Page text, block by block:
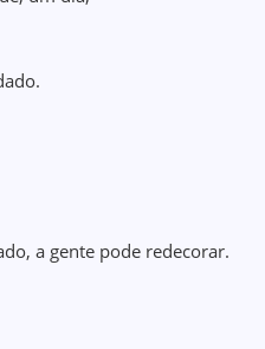
a gente pode redecorar.